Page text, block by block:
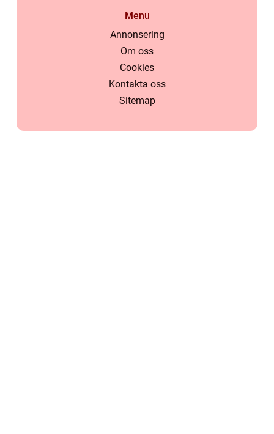
Menu
Annonsering
Om oss
Cookies
Kontakta oss
Sitemap